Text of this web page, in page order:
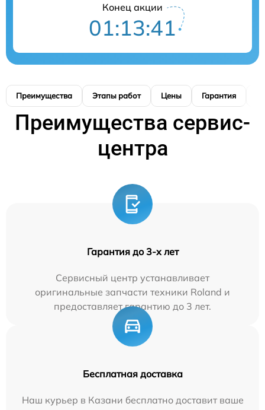
Конец акции
01:13:40
Преимущества Этапы работ Цены Гарантия
Преимущества сервис-
центра
Гарантия до 3-х лет
Сервисный центр устанавливает
оригинальные запчасти техники Roland и
предоставляет гарантию до 3 лет.
Бесплатная доставка
Наш курьер в Казани бесплатно доставит ваше